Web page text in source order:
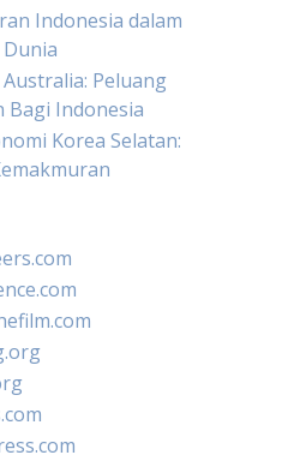
Indonesia dalam
Peluang
Bagi Indonesia
Korea Selatan: